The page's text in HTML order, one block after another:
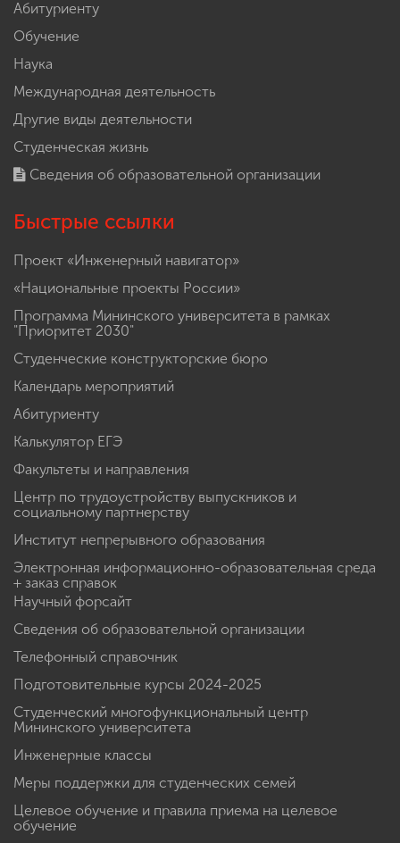
Абитуриенту
Обучение
Наука
Международная деятельность
Другие виды деятельности
Студенческая жизнь
Сведения об образовательной организации
Быстрые ссылки
Проект «Инженерный навигатор»
«Национальные проекты России»
Программа Мининского университета в рамках
"Приоритет 2030"
Студенческие конструкторские бюро
Календарь мероприятий
Абитуриенту
Калькулятор ЕГЭ
Факультеты и направления
Центр по трудоустройству выпускников и
социальному партнерству
Институт непрерывного образования
Электронная информационно-образовательная среда
+ заказ справок
Научный форсайт
Сведения об образовательной организации
Телефонный справочник
Подготовительные курсы 2024-2025
Студенческий многофункциональный центр
Мининского университета
Инженерные классы
Меры поддержки для студенческих семей
Целевое обучение и правила приема на целевое
обучение